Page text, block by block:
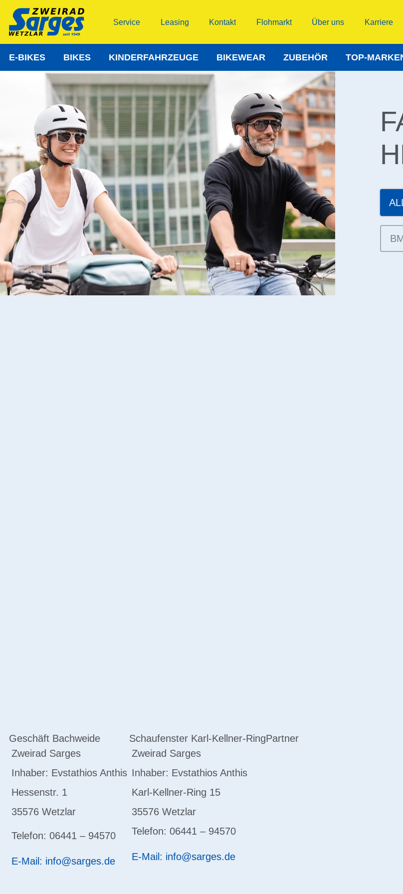
Service Leasing Kontakt Flohmarkt Über uns Karriere
E-BIKES BIKES KINDERFAHRZEUGE BIKEWEAR ZUBEHÖR TOP-
Geschäft Bachweide
Zweirad Sarges
Inhaber: Evstathios Anthis
Hessenstr. 1
35576 Wetzlar
Telefon: 06441 – 94570
E-Mail: info@sarges.de
Schaufenster Karl-Kellner-Ring
Zweirad Sarges
Inhaber: Evstathios Anthis
Karl-Kellner-Ring 15
35576 Wetzlar
Telefon: 06441 – 94570
E-Mail: info@sarges.de
Partner